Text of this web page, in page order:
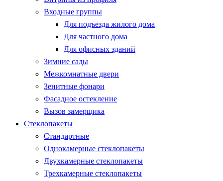
Входные группы
Для подъезда жилого дома
Для частного дома
Для офисных зданий
Зимние сады
Межкомнатные двери
Зенитные фонари
Фасадное остекление
Вызов замерщика
Стеклопакеты
Стандартные
Однокамерные стеклопакеты
Двухкамерные стеклопакеты
Трехкамерные стеклопакеты